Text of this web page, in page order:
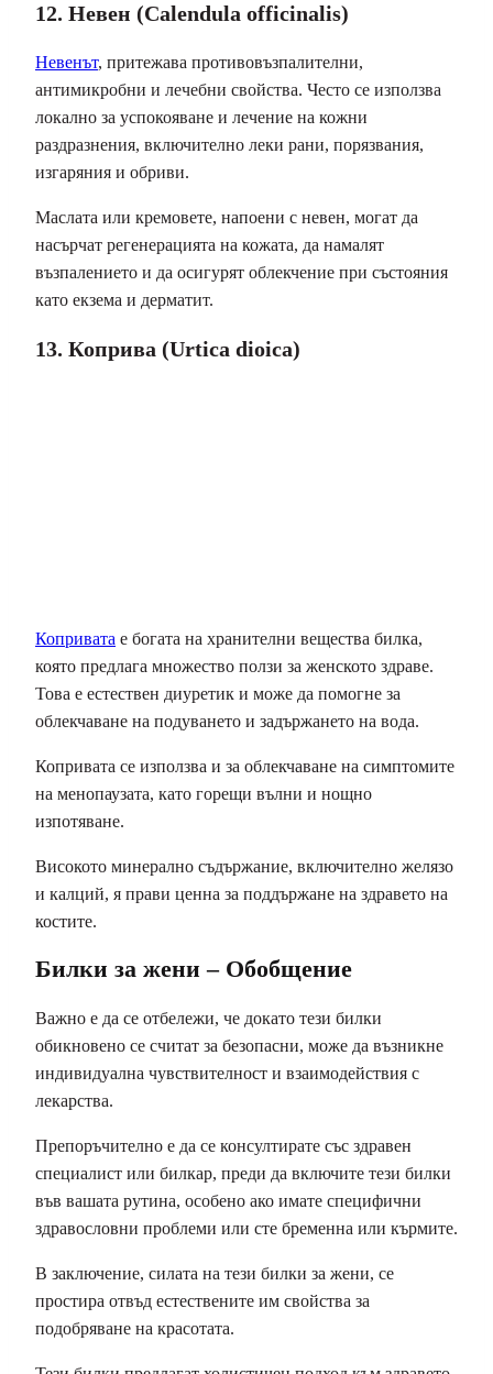
12. Невен (Calendula officinalis)
Невенът, притежава противовъзпалителни,
антимикробни и лечебни свойства. Често се използва
локално за успокояване и лечение на кожни
раздразнения, включително леки рани, порязвания,
изгаряния и обриви.
Маслата или кремовете, напоени с невен, могат да
насърчат регенерацията на кожата, да намалят
възпалението и да осигурят облекчение при състояния
като екзема и дерматит.
13. Коприва (Urtica dioica)
Копривата е богата на хранителни вещества билка,
която предлага множество ползи за женското здраве.
Това е естествен диуретик и може да помогне за
облекчаване на подуването и задържането на вода.
Копривата се използва и за облекчаване на симптомите
на менопаузата, като горещи вълни и нощно
изпотяване.
Високото минерално съдържание, включително желязо
и калций, я прави ценна за поддържане на здравето на
костите.
Билки за жени – Обобщение
Важно е да се отбележи, че докато тези билки
обикновено се считат за безопасни, може да възникне
индивидуална чувствителност и взаимодействия с
лекарства.
Препоръчително е да се консултирате със здравен
специалист или билкар, преди да включите тези билки
във вашата рутина, особено ако имате специфични
здравословни проблеми или сте бременна или кърмите.
В заключение, силата на тези билки за жени, се
простира отвъд естествените им свойства за
подобряване на красотата.